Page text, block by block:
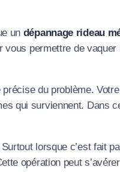
un dépannage rideau
permettre de vaquer
du problème. Votre
qui surviennent. Dans
lorsque c’est fait
opération peut